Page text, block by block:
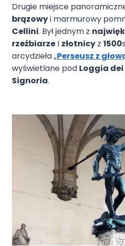
Drugie miejsce
brązowyi marmurowy
Cellini. Był jednym z
rzeźbiarze I złotnicy z 1500
arcydzieła „Perseusz z
wyświetlane pod Loggia dei
Signoria.